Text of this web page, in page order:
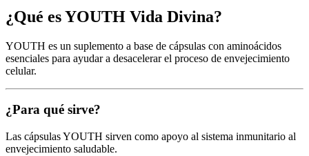
¿Qué es YOUTH Vida Divina?
YOUTH es un suplemento a base de cápsulas con aminoácidos
esenciales para ayudar a desacelerar el proceso de envejecimiento
celular.
¿Para qué sirve?
Las cápsulas YOUTH sirven como apoyo al sistema inmunitario al
envejecimiento saludable.